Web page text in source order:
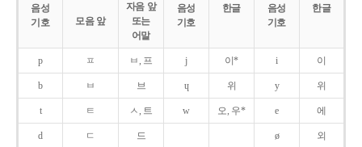
음성
기호
음성
기호
한글
음성
기호
한글
모음 앞
자음 앞
또는
어말
p ㅍ ㅂ, 프 j 이* i 이
b ㅂ 브 ɥ 위 y 위
t ㅌ ㅅ, 트 w 오, 우* e 에
d ㄷ 드 ø 외